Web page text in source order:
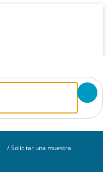
/ Solicitar una muestra